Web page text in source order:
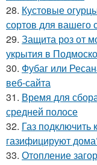
28. Кустовые
сортов для вашего
29. Защита роз от
укрытия в
30. Фубаг или
веб-сайта
31. Время для
средней полосе
32. Газ подключить
газифицируют
33. Отопление